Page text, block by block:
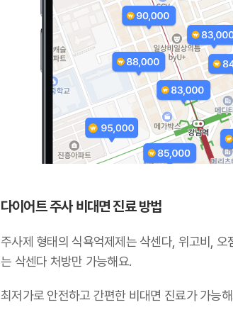
다이어트 주사 비대면 진료 방법
주사제 형태의 식욕억제제는 삭센다, 위고비,
는 삭센다 처방만 가능해요.
최저가로 안전하고 간편한 비대면 진료가 가능